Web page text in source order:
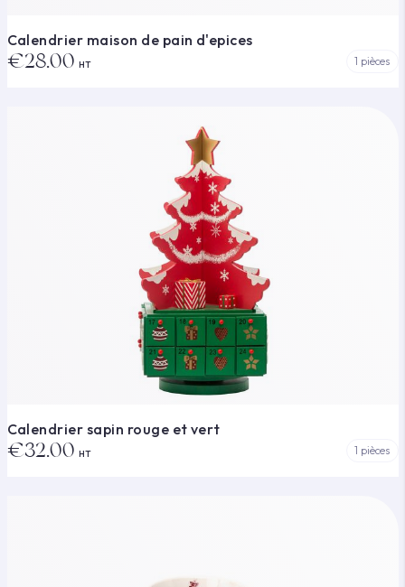
Calendrier maison de pain d'epices
€28.00 HT 1 pièces
Calendrier sapin rouge et vert
€32.00 HT 1 pièces